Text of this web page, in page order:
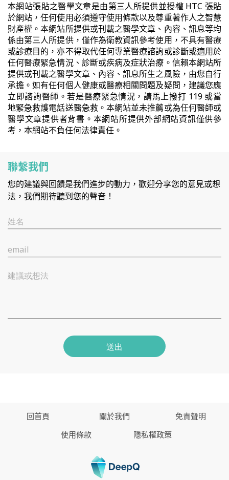
本網站張貼之醫學文章是由第三人所提供並授權 HTC 張貼
於網站，任何使用必須遵守使用條款以及尊重著作人之智慧
財產權。本網站所提供或刊載之醫學文章、內容、訊息等均
係由第三人所提供，僅作為衛教資訊參考使用，不具有醫療
或診療目的，亦不得取代任何專業醫療諮詢或診斷或適用於
任何醫療緊急情況、診斷或疾病及症狀治療。信賴本網站所
提供或刊載之醫學文章、內容、訊息所生之風險，由您自行
承擔。如有任何個人健康或醫療相關問題及疑問，建議您應
立即諮詢醫師。若是醫療緊急情況，請馬上撥打 119 或當
地緊急救護電話送醫急救。本網站並未推薦或為任何醫師或
醫學文章提供者背書。本網站所提供外部網站資訊僅供參
考，本網站不負任何法律責任。
聯繫我們
您的建議與回饋是我們進步的動力，歡迎分享您的意見或想
法，我們期待聽到您的聲音！
姓名
email
建議或想法
送出
回首頁 關於我們
免責聲明
使用條款
隱私權政策